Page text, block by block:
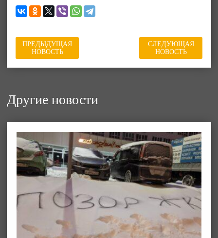
ПРЕДЫДУЩАЯ
НОВОСТЬ
СЛЕДУЮЩАЯ
НОВОСТЬ
Другие новости